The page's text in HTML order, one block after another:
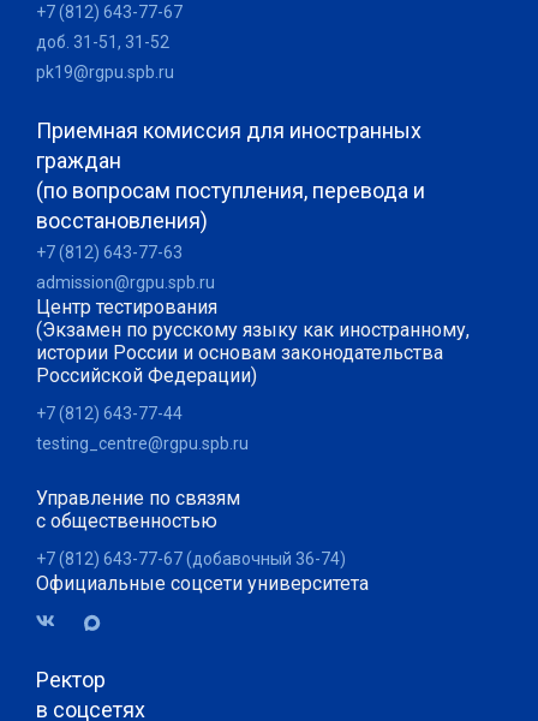
+7 (812) 643-77-67
доб. 31-51, 31-52
pk19@rgpu.spb.ru
Приемная комиссия для иностранных
граждан
(по вопросам поступления, перевода и
восстановления)
+7 (812) 643-77-63
admission@rgpu.spb.ru
Центр тестирования
(Экзамен по русскому языку как иностранному,
истории России и основам законодательства
Российской Федерации)
+7 (812) 643-77-44
testing_centre@rgpu.spb.ru
Управление по связям
с общественностью
+7 (812) 643-77-67 (добавочный 36-74)
Официальные соцсети университета
Ректор
в соцсетях